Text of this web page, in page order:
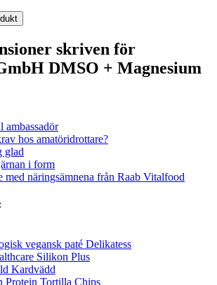
skriven för
DMSO + Magnesium
ambassadör
hos amatöridrottare?
glad
i form
med näringsämnena från Raab Vitalfood
vegansk paté Delikatess
Silikon Plus
Kardvädd
Protein Tortilla Chips